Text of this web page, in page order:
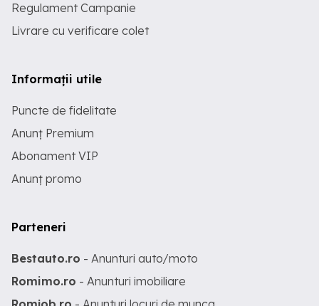
Regulament Campanie
Livrare cu verificare colet
Informații utile
Puncte de fidelitate
Anunț Premium
Abonament VIP
Anunț promo
Parteneri
Bestauto.ro - Anunturi auto/moto
Romimo.ro - Anunturi imobiliare